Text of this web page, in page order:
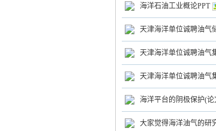
海洋石油工业概论PPT
天津海洋单位诚聘油气
天津海洋单位诚聘油气
天津海洋单位诚聘油气
海洋平台的阴极保护(论
大家觉得海洋油气的研